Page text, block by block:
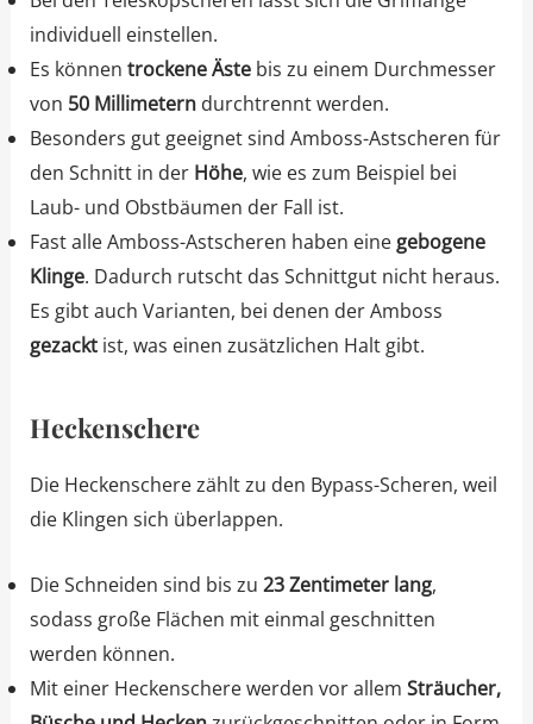
individuell einstellen.
Es können trockene Ästebis zu einem Durchmesser
von 50 Millimeterndurchtrennt werden.
Besonders gut geeignet sind Amboss-Astscheren für
den Schnitt in der Höhe, wie es zum Beispiel bei
Laub- und Obstbäumen der Fall ist.
Fast alle Amboss-Astscheren haben eine gebogene
Klinge. Dadurch rutscht das Schnittgut nicht heraus.
Es gibt auch Varianten, bei denen der Amboss
gezackt ist, was einen zusätzlichen Halt gibt.
Heckenschere
Die Heckenschere zählt zu den Bypass-Scheren, weil
die Klingen sich überlappen.
Die Schneiden sind bis zu 23 Zentimeter lang,
sodass große Flächen mit einmal geschnitten
werden können.
Mit einer Heckenschere werden vor allem Sträucher,